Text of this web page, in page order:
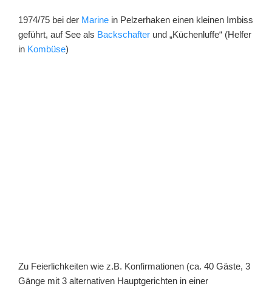
1974/75 bei der Marine in Pelzerhaken einen kleinen Imbiss
geführt, auf See als Backschafter und „Küchenluffe“ (Helfer
in Kombüse)
Zu Feierlichkeiten wie z.B. Konfirmationen (ca. 40 Gäste, 3
Gänge mit 3 alternativen Hauptgerichten in einer